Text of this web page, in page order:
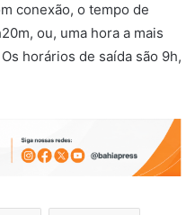
conexão, o tempo de
ou, uma hora a mais
horários de saída são 9h,